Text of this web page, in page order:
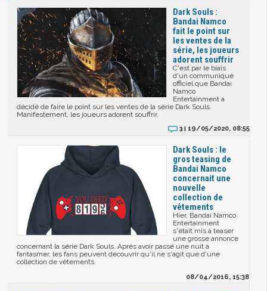
Dark Souls :
Bandai Namco
fait le point sur
les ventes de la
série, les joueurs
adorent souffrir
C'est par le biais
d'un communiqué
officiel que Bandai
Namco
Entertainment a
décidé de faire le point sur les ventes de la série Dark Souls.
Manifestement, les joueurs adorent souffrir.
3 | 19/05/2020, 08:55
Dark Souls : le
gros teasing de
Bandai Namco
concernait une
nouvelle
collection de
vêtements
Hier, Bandai Namco
Entertainment
s'était mis à teaser
une grosse annonce
concernant la série Dark Souls. Après avoir passé une nuit à
fantasmer, les fans peuvent découvrir qu'il ne s'agit que d'une
collection de vêtements.
08/04/2016, 15:38